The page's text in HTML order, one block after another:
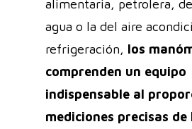
alimentaria, petrolera,
agua o la del aire
refrigeración, los
comprenden un equipo
indispensable al
mediciones precisas de